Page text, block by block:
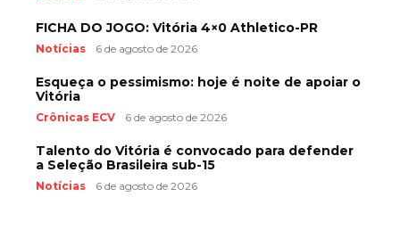
FICHA DO JOGO: Vitória 4×0 Athletico-PR
Notícias 6 de agosto de 2026
Esqueça o pessimismo: hoje é noite de apoiar o
Vitória
Crônicas ECV 6 de agosto de 2026
Talento do Vitória é convocado para defender
a Seleção Brasileira sub-15
Notícias 6 de agosto de 2026